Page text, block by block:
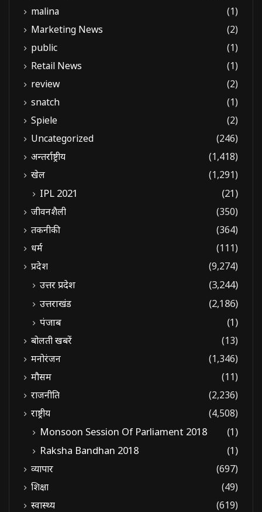
malina
(1)
Marketing News
(2)
public
(1)
Retail News
(1)
review
(2)
snatch
(1)
Spiele
(2)
Uncategorized
(246)
अन्तर्राष्ट्रीय
(1,418)
खेल
(1,291)
IPL 2021 (21)
जीवनशैली
(350)
तकनीकी
(364)
धर्म
(111)
प्रदेश
(9,274)
उत्तर प्रदेश
(3,244)
उत्तराखंड
(2,186)
पंजाब
(1)
बोलती खबरें
(13)
मनोरंजन
(1,346)
मौसम
(11)
राजनीति
(2,236)
राष्ट्रीय
(4,508)
Monsoon Session Of Parliament 2018
(1)
Raksha Bandhan 2018
(1)
व्यापार
(697)
शिक्षा
(49)
स्वास्थ्य
(619)